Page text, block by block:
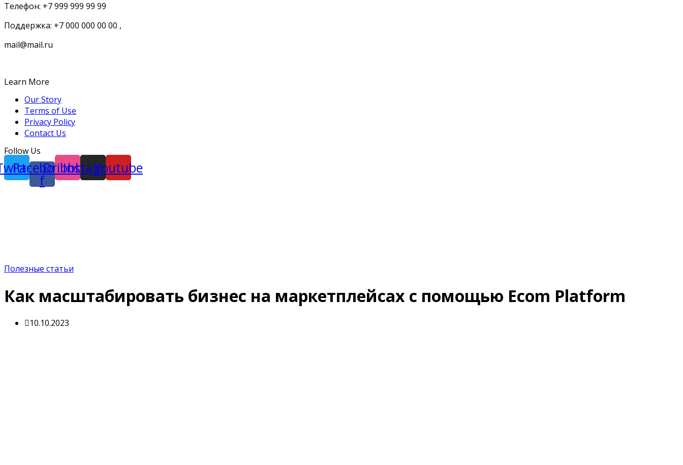
Телефон: +7 999 999 99 99
Поддержка: +7 000 000 00 00 ,
mail@mail.ru
Learn More
Our Story
Terms of Use
Privacy Policy
Contact Us
Follow Us
Facebook-
f
Dribbble
Instagram
Youtube
Полезные статьи
Как масштабировать бизнес на маркетплейсах с помощью Ecom Platform
10.10.2023